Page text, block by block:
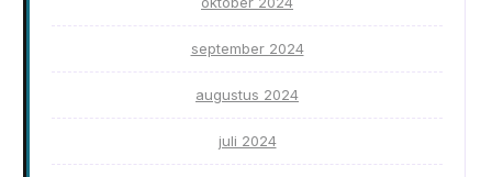
september 2024
augustus 2024
juli 2024